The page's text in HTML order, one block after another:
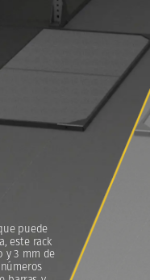
puede
este rack
y 3 mm de
números